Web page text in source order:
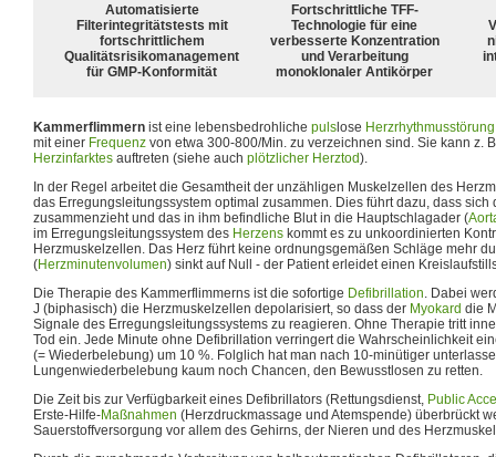
Automatisierte
Filterintegritätstests mit
fortschrittlichem
Qualitätsrisikomanagement
für GMP-Konformität
Fortschrittliche TFF-
Technologie für eine
verbesserte Konzentration
und Verarbeitung
monoklonaler Antikörper
Kammerflimmern ist eine lebensbedrohliche puls lose Herzrhythmusstörung
mit einer Frequenz von etwa 300-800/Min. zu verzeichnen sind. Sie kann z.
Herzinfarktes auftreten (siehe auch plötzlicher Herztod).
In der Regel arbeitet die Gesamtheit der unzähligen Muskelzellen des
das Erregungsleitungssystem optimal zusammen. Dies führt dazu, dass sich
zusammenzieht und das in ihm befindliche Blut in die Hauptschlagader (
im Erregungsleitungssystem des Herzens kommt es zu unkoordinierten
Herzmuskelzellen. Das Herz führt keine ordnungsgemäßen Schläge mehr
(Herzminutenvolumen) sinkt auf Null - der Patient erleidet einen
Die Therapie des Kammerflimmerns ist die sofortige Defibrillation. Dabei
J (biphasisch) die Herzmuskelzellen depolarisiert, so dass der Myokard die
Signale des Erregungsleitungssystems zu reagieren. Ohne Therapie tritt
Tod ein. Jede Minute ohne Defibrillation verringert die Wahrscheinlichkeit
(= Wiederbelebung) um 10 %. Folglich hat man nach 10-minütiger
Lungenwiederbelebung kaum noch Chancen, den Bewusstlosen zu retten.
Die Zeit bis zur Verfügbarkeit eines Defibrillators (Rettungsdienst, Public
Erste-Hilfe-Maßnahmen (Herzdruckmassage und Atemspende) überbrückt
Sauerstoffversorgung vor allem des Gehirns, der Nieren und des